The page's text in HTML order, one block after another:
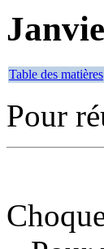
Table des matières
Pour